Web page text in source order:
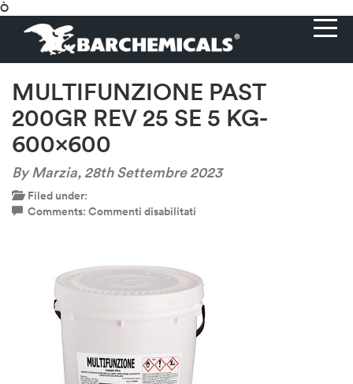
Ò
MULTIFUNZIONE PAST
200GR REV 25 SE 5 KG-
600×600
By Marzia,28th Settembre 2023
Filed under:
Comments: Commenti disabilitati
REV
25
SE
5
KG-